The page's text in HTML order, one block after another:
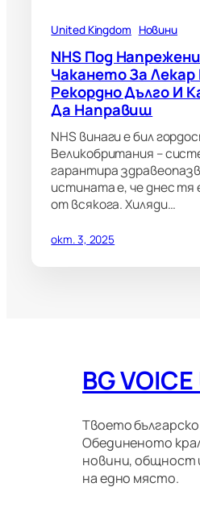
United Kingdom Новини
NHS Под
Чакането За Лекар
Рекордно Дълго И
Да Направиш
NHS винаги е бил
Великобритания –
гарантира
истината е, че днес тя
от всякога. Хиляди…
окт. 3, 2025
BG
Твоето
Обединеното
новини, общност
на едно място.